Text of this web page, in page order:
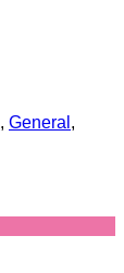
, General ,